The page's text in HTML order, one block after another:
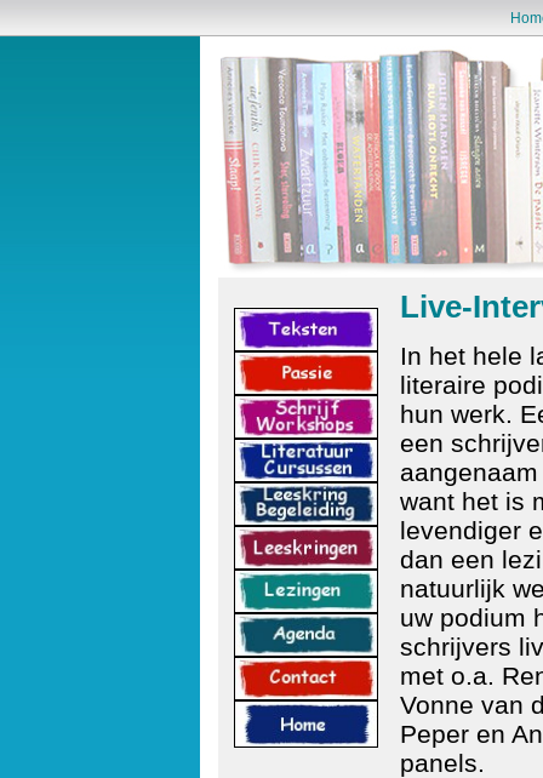
Live-
In het hele
literaire
hun werk.
een
want het is
levendiger
dan een
natuurlijk
uw podium
schrijvers
met o.a.
Vonne van
Peper en
panels.